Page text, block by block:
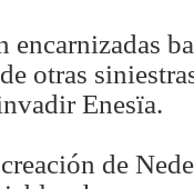
encarnizadas
otras
Enesïa.
de